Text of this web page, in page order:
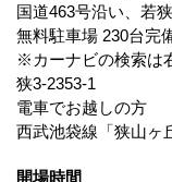
国道463号沿い、若
無料駐車場 230台完
※カーナビの検索は
狭3-2353-1
電車でお越しの方
西武池袋線「狭山ヶ
開場時間